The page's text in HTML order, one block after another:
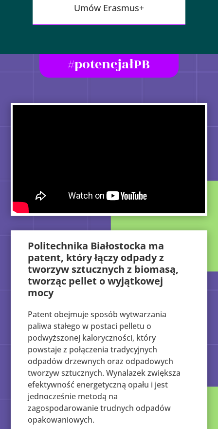
Umów Erasmus+
#potencjałPB
Politechnika Białostocka ma
patent, który łączy odpady z
tworzyw sztucznych z biomasą,
tworząc pellet o wyjątkowej
mocy
Patent obejmuje sposób wytwarzania
paliwa stałego w postaci pelletu o
podwyższonej kaloryczności, który
powstaje z połączenia tradycyjnych
odpadów drzewnych oraz odpadowych
tworzyw sztucznych. Wynalazek zwiększa
efektywność energetyczną opału i jest
jednocześnie metodą na
zagospodarowanie trudnych odpadów
opakowaniowych.